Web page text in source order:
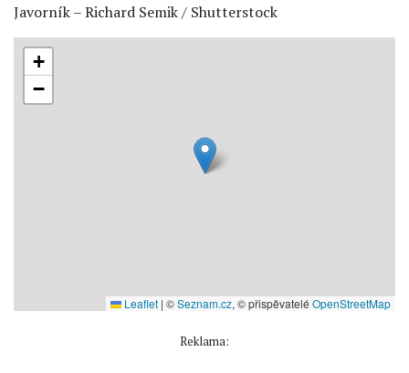
Javorník – Richard Semik / Shutterstock
+
−
Leaflet | ©Seznam.cz, © přispěvatelé OpenStreetMap
Reklama: